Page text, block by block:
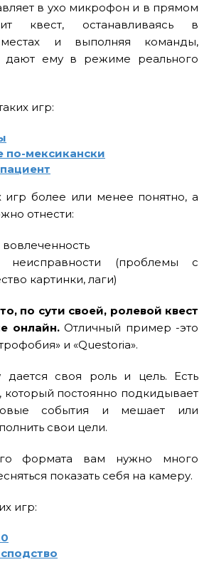
в ухо микрофон и в прямом
квест, останавливаясь в
и выполняя команды,
дают ему в режиме реального
игр:
по-мексикански
игр более или менее понятно, а
отнести:
неисправности (проблемы с
картинки, лаги)
по сути своей, ролевой квест
онлайн.Отличный пример -это
и «Questoria».
дается своя роль и цель. Есть
постоянно подкидывает
события и мешает или
свои цели.
формата вам нужно много
показать себя на камеру.
игр: